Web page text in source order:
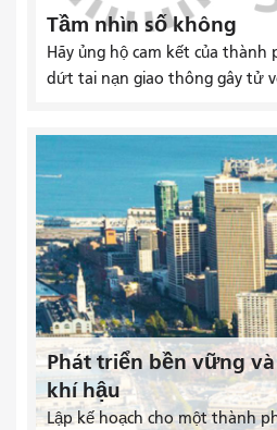
Tầm nhìn số không
Hãy ủng hộ cam kết của thành
dứt tai nạn giao thông gây tử
Phát triển bền vững
khí hậu
Lập kế hoạch cho một thành